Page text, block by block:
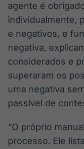
agente é
individualmente,
e negativos, e
negativa,
considerados e
superaram os
uma negativa
passível de
“O próprio
processo. Ele